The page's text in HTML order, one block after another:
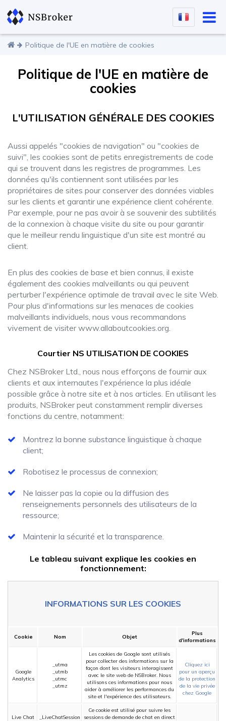
Politique de l'UE en matière de cookies
Politique de l'UE en matière de
cookies
L'UTILISATION GÉNÉRALE DES COOKIES
Aussi appelés "cookies de navigation" ou "cookies de
suivi", les cookies sont de petits enregistrements de code
qui se trouvent dans les registres de programmes. Les
données qu'ils contiennent sont utilisées par les
propriétaires de sites pour conserver des données viables
sur les clients et garantir une expérience client cohérente.
Par exemple, pour ne pas avoir à se souvenir des subtilités
de la connexion à chaque visite du site ou pour garantir
que le meilleur rendu linguistique d'un site est montré au
client.
En plus des cookies de base et bien connus, il existe
également des cookies malveillants ou qui peuvent
perturber l'expérience optimale de travail avec le site Web.
Pour plus d'informations sur les menaces de cookies
malveillants individuels, nous vous recommandons
vivement de visiter www.allaboutcookies.org.
Courtier NS UTILISATION DE COOKIES
Chez NSBroker Ltd., nous nous efforçons de fournir aux
clients et aux internautes l'expérience la plus idéale
possible grâce à notre site et à nos articles. En utilisant les
produits, NSBroker peut constamment remplir diverses
fonctions du centre, notamment:
Montrez la bonne substance linguistique à chaque
client;
Robotisez le processus de connexion;
Ne laisser pas la copie ou la diffusion des
renseignements personnels des utilisateurs de la
ressource;
Maintenir la sécurité et la transparence.
Le tableau suivant explique les cookies en
fonctionnement:
INFORMATIONS SUR LES COOKIES
Cookie Nom Objet
Plus
d'informations
Google
Analytics
_utma
_utmb
_utmc
_utmz
Les cookies de Google sont utilisés
pour collecter des informations sur la
façon dont les visiteurs interagissent
avec le site web de NSBroker. Nous
utilisons ces informations pour nous
aider à améliorer les performances du
site et l'expérience des utilisateurs.
Cliquez ici
pour un aperçu
de la protection
de la vie privée
chez Google
Live Chat _LiveChatSession
Ce cookie est utilisé pour suivre les
sessions de demande de chat en direct